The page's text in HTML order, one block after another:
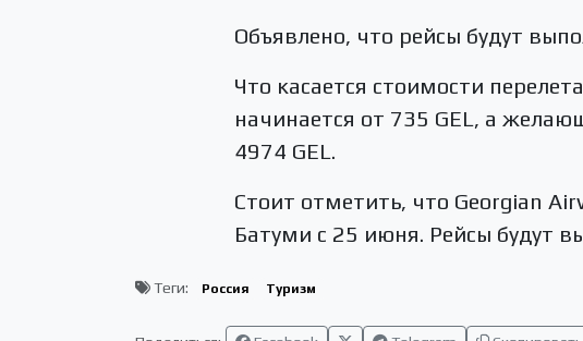
Объявлено, что рейсы будут
Что касается стоимости
начинается от 735 GEL, а
4974 GEL.
Стоит отметить, что Georgian
Батуми с 25 июня. Рейсы будут
Теги: Россия Туризм